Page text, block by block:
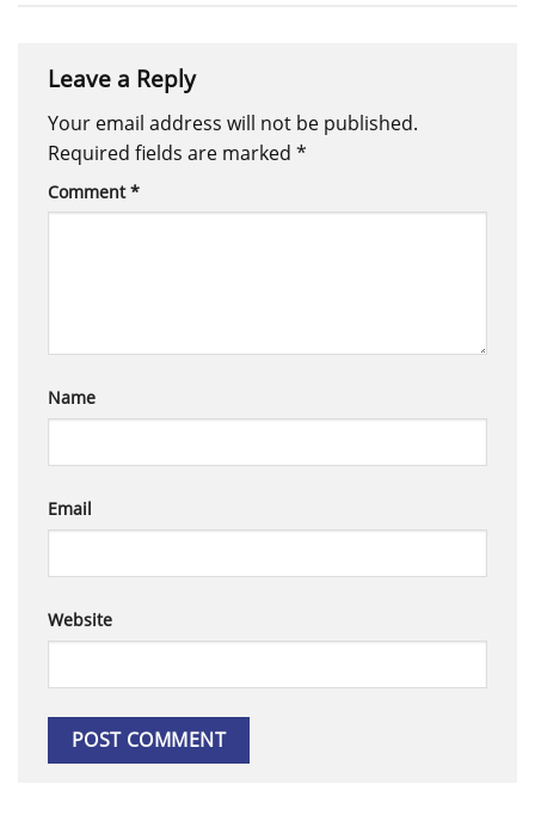
Leave a Reply
Your email address will not be published.
Required fields are marked *
Comment*
Name
Email
Website